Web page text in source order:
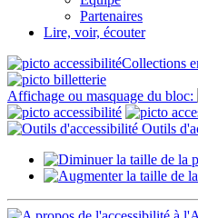
Partenaires
Lire, voir, écouter
Collections
Affichage ou masquage du bloc:
Outils